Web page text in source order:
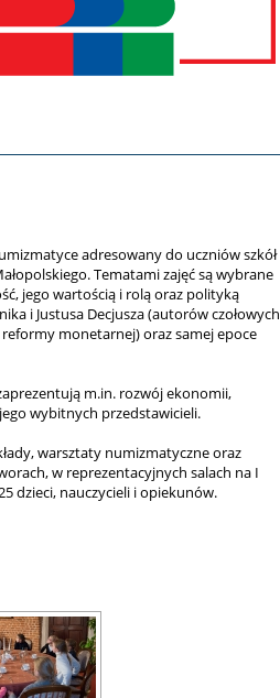
adresowany do uczniów szkół
Tematami zajęć są wybrane
jego wartością i rolą oraz polityką
i Justusa Decjusza (autorów czołowych
monetarnej) oraz samej epoce
m.in. rozwój ekonomii,
wybitnych przedstawicieli.
warsztaty numizmatyczne oraz
w reprezentacyjnych salach na I
dzieci, nauczycieli i opiekunów.